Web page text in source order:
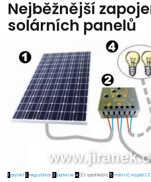
Nejběžnější
solárních panelů
1 panel 2 regulátor3 baterie 412V spotřebič 5 měnič napětí